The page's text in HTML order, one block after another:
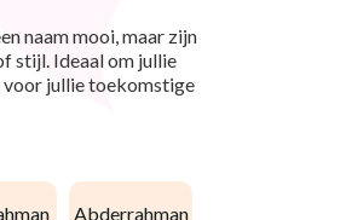
naam mooi, maar zijn
stijl. Ideaal om jullie
voor jullie toekomstige
abderrahman